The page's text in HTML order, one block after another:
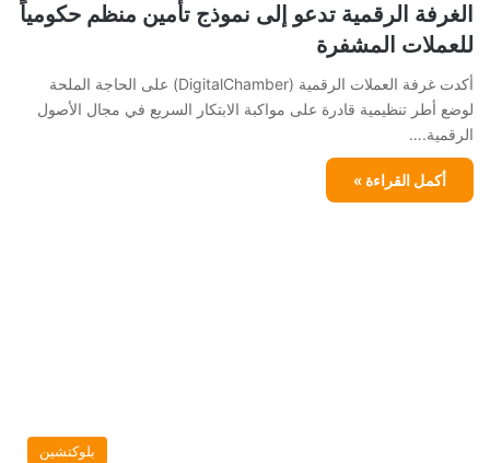
الغرفة الرقمية تدعو إلى نموذج تأمين منظم حكومياً
للعملات المشفرة
أكدت غرفة العملات الرقمية (DigitalChamber) على الحاجة الملحة
لوضع أطر تنظيمية قادرة على مواكبة الابتكار السريع في مجال الأصول
الرقمية.…
أكمل القراءة »
بلوكتشين